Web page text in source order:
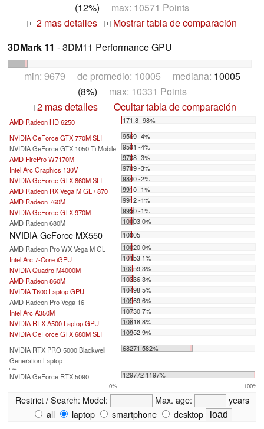
(12%) max: 10571 Points
+ 2 mas detalles +
Mostrar tabla de comparación
3DMark 11 - 3DM11 Performance GPU
min: 9679 de promedio: 10005 mediana: 10005
(8%) max: 10331 Points
+ 2 mas detalles - Ocultar tabla de comparación
AMD Radeon HD 6250 171.8 -98%
...
NVIDIA GeForce GTX 770M SLI
9569 -4%
NVIDIA GeForce GTX 1050 Ti Mobile
9591 -4%
AMD FirePro W7170M
9708 -3%
Intel Arc Graphics 130V
9709 -3%
NVIDIA GeForce GTX 860M SLI
9840 -2%
AMD Radeon RX Vega M GL / 870
9910 -1%
AMD Radeon 760M
9912 -1%
NVIDIA GeForce GTX 970M
9950 -1%
AMD Radeon 680M
10003 0%
NVIDIA GeForce MX550
10005
AMD Radeon Pro WX Vega M GL
10020 0%
Intel Arc 7-Core iGPU
10153 1%
NVIDIA Quadro M4000M
10259 3%
AMD Radeon 860M
10336 3%
NVIDIA T600 Laptop GPU
10498 5%
AMD Radeon Pro Vega 16
10569 6%
Intel Arc A350M
10730 7%
NVIDIA RTX A500 Laptop GPU
10818 8%
NVIDIA GeForce GTX 680M SLI
10952 9%
...
NVIDIA RTX PRO 5000 Blackwell
Generation Laptop
68271 582%
max:
NVIDIA GeForce RTX 5090 129772 1197%
0% 100%
Restrict / Search: Model: Max. age:
years
all
laptop smartphone desktop